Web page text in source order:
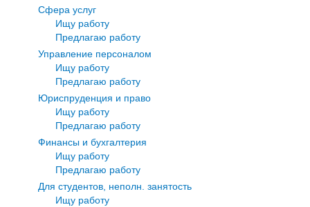
Сфера услуг
Ищу работу
Предлагаю работу
Управление персоналом
Ищу работу
Предлагаю работу
Юриспруденция и право
Ищу работу
Предлагаю работу
Финансы и бухгалтерия
Ищу работу
Предлагаю работу
Для студентов, неполн. занятость
Ищу работу